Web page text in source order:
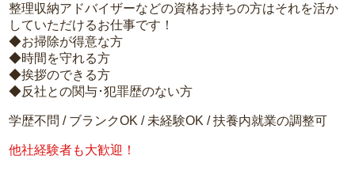
整理収納アドバイザーなどの資格お持ちの方はそれを活か
していただけるお仕事です！
◆お掃除が得意な方
◆時間を守れる方
◆挨拶のできる方
◆反社との関与･犯罪歴のない方
学歴不問 / ブランクOK / 未経験OK / 扶養内就業の調整可
他社経験者も大歓迎！